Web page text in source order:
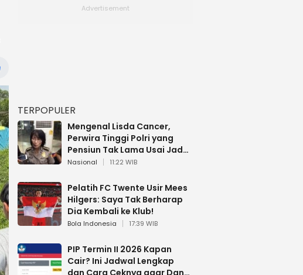
TERPOPULER
Mengenal Lisda Cancer,
Perwira Tinggi Polri yang
Pensiun Tak Lama Usai Jadi
Brigjen
Nasional 11:22 WIB
Pelatih FC Twente Usir Mees
Hilgers: Saya Tak Berharap
Dia Kembali ke Klub!
Bola Indonesia 17:39 WIB
PIP Termin II 2026 Kapan
Cair? Ini Jadwal Lengkap
dan Cara Ceknya agar Dana